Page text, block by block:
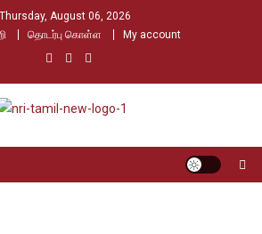
Thursday, August 06, 2026
தொடர்பு கொள்ள My account